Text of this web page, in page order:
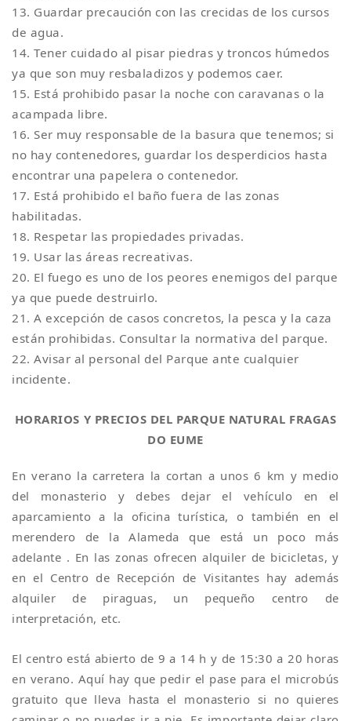
13. Guardar precaución con las crecidas de los cursos
de agua.
14. Tener cuidado al pisar piedras y troncos húmedos
ya que son muy resbaladizos y podemos caer.
15. Está prohibido pasar la noche con caravanas o la
acampada libre.
16. Ser muy responsable de la basura que tenemos; si
no hay contenedores, guardar los desperdicios hasta
encontrar una papelera o contenedor.
17. Está prohibido el baño fuera de las zonas
habilitadas.
18. Respetar las propiedades privadas.
19. Usar las áreas recreativas.
20. El fuego es uno de los peores enemigos del parque
ya que puede destruirlo.
21. A excepción de casos concretos, la pesca y la caza
están prohibidas. Consultar la normativa del parque.
22. Avisar al personal del Parque ante cualquier
incidente.
HORARIOS Y PRECIOS DEL PARQUE NATURAL FRAGAS
DO EUME
En verano la carretera la cortan a unos 6 km y medio
del monasterio y debes dejar el vehículo en el
aparcamiento a la oficina turística, o también en el
merendero de la Alameda que está un poco más
adelante . En las zonas ofrecen alquiler de bicicletas, y
en el Centro de Recepción de Visitantes hay además
alquiler de piraguas, un pequeño centro de
interpretación, etc.
El centro está abierto de 9 a 14 h y de 15:30 a 20 horas
en verano. Aquí hay que pedir el pase para el microbús
gratuito que lleva hasta el monasterio si no quieres